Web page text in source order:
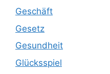
Geschäft
Gesetz
Gesundheit
Glücksspiel